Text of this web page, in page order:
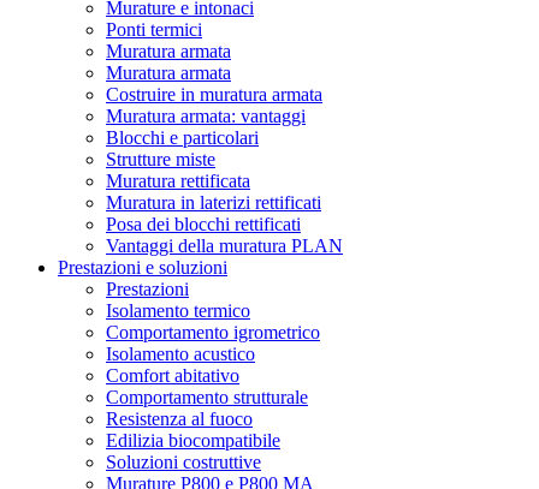
Murature e intonaci
Ponti termici
Muratura armata
Muratura armata
Costruire in muratura armata
Muratura armata: vantaggi
Blocchi e particolari
Strutture miste
Muratura rettificata
Muratura in laterizi rettificati
Posa dei blocchi rettificati
Vantaggi della muratura PLAN
Prestazioni e soluzioni
Prestazioni
Isolamento termico
Comportamento igrometrico
Isolamento acustico
Comfort abitativo
Comportamento strutturale
Resistenza al fuoco
Edilizia biocompatibile
Soluzioni costruttive
Murature P800 e P800 MA